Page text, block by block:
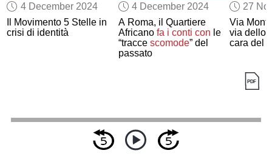
4 December 2024
Il Movimento 5 Stelle in
crisi di identità
4 December 2024
A Roma, il Quartiere
Africano fa i conti con le
“tracce scomode” del
passato
27
Via
via dello
cara del